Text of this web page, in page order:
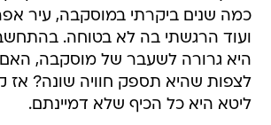
כמה שנים ביקרתי במוסקבה, עיר
ועוד הרגשתי בה לא בטוחה.
היא גרורה לשעבר של מוסקבה, האם
לצפות שהיא תספק חוויה שונה? אז
ליטא היא כל הכיף שלא דמיינתם.